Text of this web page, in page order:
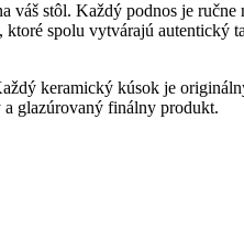
stôl. Každý podnos je
spolu vytvárajú autentický
keramický kúsok je
glazúrovaný finálny produkt.